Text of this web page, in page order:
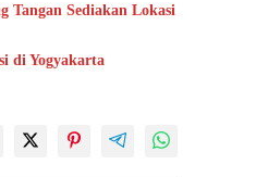
Tangan Sediakan Lokasi
di Yogyakarta